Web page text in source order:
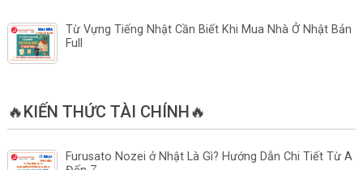
Từ Vựng Tiếng Nhật Cần Biết Khi Mua Nhà Ở Nhật Bản
Full
🔥KIẾN THỨC TÀI CHÍNH🔥
Furusato Nozei ở Nhật Là Gì? Hướng Dẫn Chi Tiết Từ A